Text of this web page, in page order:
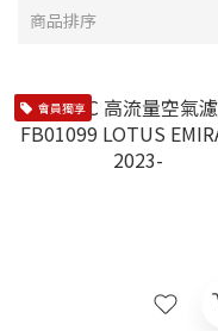
商品排序
會員獨享